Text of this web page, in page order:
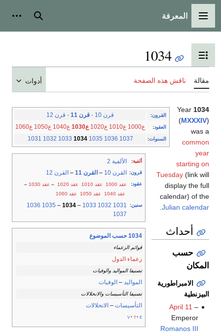
القائمة الرئيسية
المعرفة بحث
تبديل عرض جدول المحتويات
1034
مقالة ناقش هذه الصفحة أدوات
القرون: قرن 10 · قرن 11 · قرن 12
العقود: ع1000 ع1010 ع1020 ع1030 ع1040 ع1050 ع1060
السنوات:
1031 1032 1033 1034 1035 1036 1037
ألفية: الألفية 2
قرون: القرن 10 – القرن 11 – القرن 12
عقود: عقد 1000 عقد 1010 عقد 1020 – عقد 1030
–
عقد 1040
عقد 1050 عقد 1060
سنين:
1031
1032
1033
–
1034
–
1035
1036
1037
1034 حسب الموضوع
قوائم الزعماء
زعماء الدول
تصنيفا المواليد والوفيات
المواليد – الوفيات
تصنيفا التأسيسات والانحلالات
التأسيسات – الانحلالات
v t e
Year 1034
(MXXXIV)
was a
common
year
starting on
Tuesday (link will
display the full
calendar) of the
Julian calendar
أحداث
حسب
المكان
الامبراطورية
البيزنطية
April 11 –
Emperor
Romanos III